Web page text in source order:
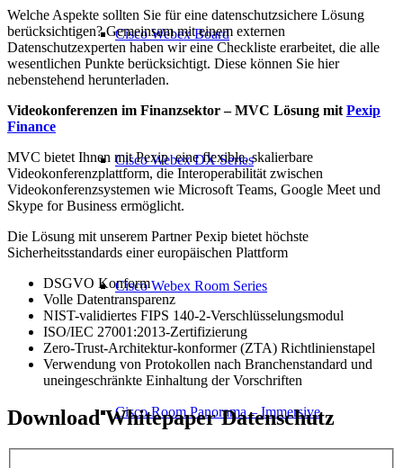
Cisco Webex Board
Cisco Webex DX Series
Cisco Webex Room Series
Cisco Room Panorama – Immersive
Welche Aspekte sollten Sie für eine datenschutzsichere Lösung
berücksichtigen? Gemeinsam mit einem externen
Datenschutzexperten haben wireine Checkliste erarbeitet, die alle
wesentlichen Punkte berücksichtigt. Diese können Sie hier
nebenstehend herunterladen.
Videokonferenzen im Finanzsektor – MVC Lösung mit Pexip
Finance
MVC bietet Ihnen mit Pexip eine flexible, skalierbare
Videokonferenzplattform, die Interoperabilität zwischen
Videokonferenzsystemen wie Microsoft Teams, Google Meet und
Skype for Business ermöglicht.
Die Lösung mit unserem PartnerPexip bietet höchste
Sicherheitsstandards einer europäischen Plattform
DSGVO Konform
Volle Datentransparenz
NIST-validiertes FIPS 140-2-Verschlüsselungsmodul
ISO/IEC 27001:2013-Zertifizierung
Zero-Trust-Architektur-konformer (ZTA) Richtlinienstapel
Verwendung von Protokollen nach Branchenstandard und
uneingeschränkte Einhaltung der Vorschriften
Download Whitepaper Datenschutz